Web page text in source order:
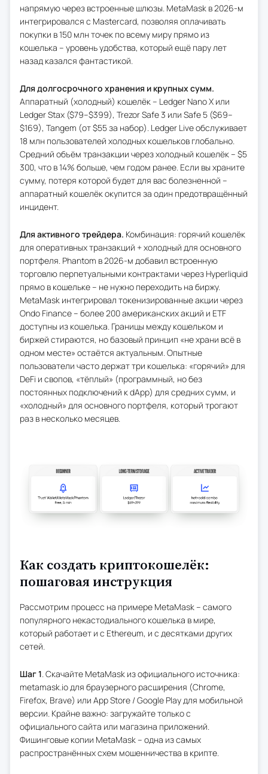
напрямую через встроенные шлюзы. MetaMask в 2026-м
интегрировался с Mastercard, позволяя оплачивать
покупки в 150 млн точек по всему миру прямо из
кошелька – уровень удобства, который ещё пару лет
назад казался фантастикой.
Для долгосрочного хранения и крупных сумм.
Аппаратный (холодный) кошелёк – Ledger Nano X или
Ledger Stax ($79–$399), Trezor Safe 3 или Safe 5 ($69–
$169), Tangem (от $55 за набор). Ledger Live обслуживает
18 млн пользователей холодных кошельков глобально.
Средний объём транзакции через холодный кошелёк – $5
300, что в 14% больше, чем годом ранее. Если вы храните
сумму, потеря которой будет для вас болезненной –
аппаратный кошелёк окупится за один предотвращённый
инцидент.
Для активного трейдера. Комбинация: горячий кошелёк
для оперативных транзакций + холодный для основного
портфеля. Phantom в 2026-м добавил встроенную
торговлю перпетуальными контрактами через Hyperliquid
прямо в кошельке – не нужно переходить на биржу.
MetaMask интегрировал токенизированные акции через
Ondo Finance – более 200 американских акций и ETF
доступны из кошелька. Границы между кошельком и
биржей стираются, но базовый принцип «не храни всё в
одном месте» остаётся актуальным. Опытные
пользователи часто держат три кошелька: «горячий» для
DeFi и свопов, «тёплый» (программный, но без
постоянных подключений к dApp) для средних сумм, и
«холодный» для основного портфеля, который трогают
раз в несколько месяцев.
Как создать криптокошелёк:
пошаговая инструкция
Рассмотрим процесс на примере MetaMask – самого
популярного некастодиального кошелька в мире,
который работает и с Ethereum, и с десятками других
сетей.
Шаг 1. Скачайте MetaMask из официального источника:
metamask.io для браузерного расширения (Chrome,
Firefox, Brave) или App Store / Google Play для мобильной
версии. Крайне важно: загружайте только с
официального сайта или магазина приложений.
Фишинговые копии MetaMask – одна из самых
распространённых схем мошенничества в крипте.